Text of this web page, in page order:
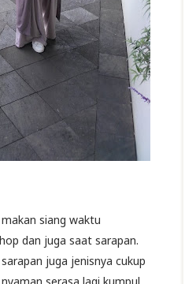
siang waktu
dan juga saat sarapan.
juga jenisnya cukup